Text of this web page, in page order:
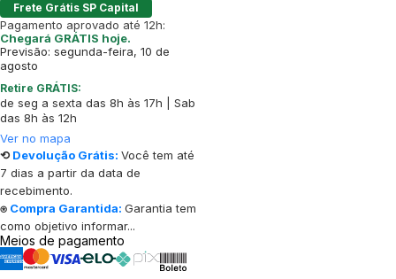
Frete Grátis SP Capital
Pagamento aprovado até 12h:
Chegará GRÁTIS hoje.
Previsão: segunda-feira, 10 de
agosto
Retire GRÁTIS:
de seg a sexta das 8h às 17h | Sab
das 8h às 12h
Ver no mapa
⟲ Devolução Grátis: Você tem até
7 dias a partir da data de
recebimento.
⍟ Compra Garantida: Garantia tem
como objetivo informar...
Meios de pagamento